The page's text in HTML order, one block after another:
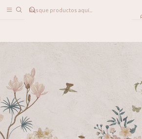
PAPELES MURALES FLORALES Chinoiserie Vintage